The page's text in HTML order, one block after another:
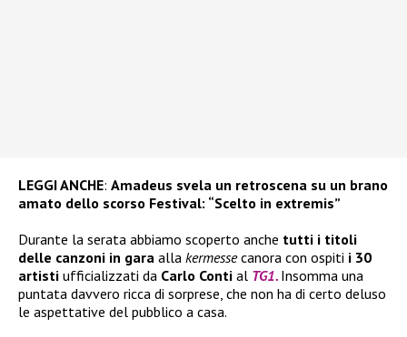
LEGGI ANCHE: Amadeus svela un retroscena su un brano
amato dello scorso Festival: “Scelto in extremis”
Durante la serata abbiamo scoperto anche tutti i titoli
delle canzoni in gara alla kermessecanora con ospiti i 30
artisti ufficializzati da Carlo Conti al TG1. Insomma una
puntata davvero ricca di sorprese, che non ha di certo deluso
le aspettative del pubblico a casa.